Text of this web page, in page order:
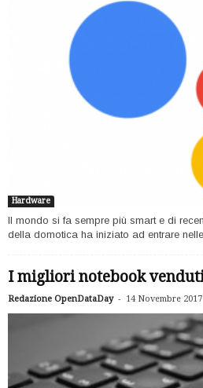
Hardware
Il mondo si fa sempre più smart e di
della domotica ha iniziato ad entrare nelle
I migliori notebook
Redazione OpenDataDay - 14 Novembre 2017